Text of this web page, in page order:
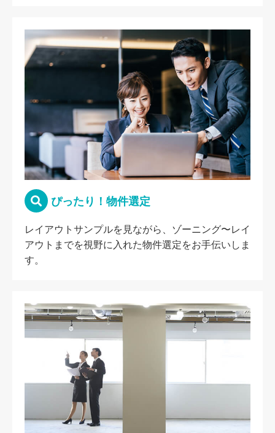
ぴったり！物件選定
レイアウトサンプルを見ながら、ゾーニング〜レイ
アウトまでを視野に入れた物件選定をお手伝いしま
す。